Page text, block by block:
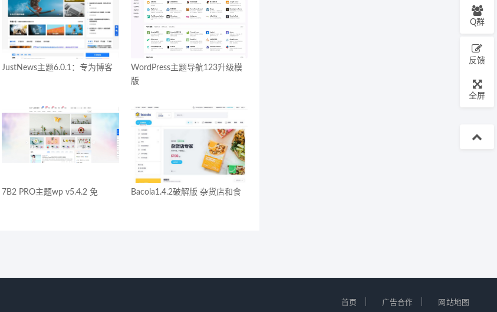
JustNews主题6.0.1：专为博客
WordPress主题导航123升级模
版
7B2 PRO主题wp v5.4.2 免 Bacola1.4.2破解版 杂货店和食
首页 广告合作 网站地图
Q群
反馈
全屏